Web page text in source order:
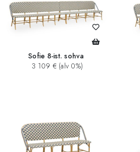
Sofie 8-ist. sohva
3 109 € (alv 0%)